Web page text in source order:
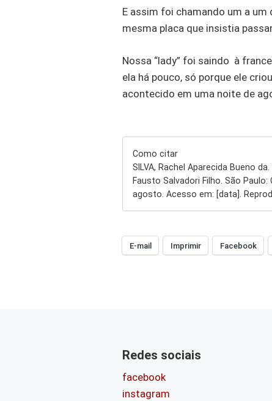
E assim foi chamando um a
mesma placa que insistia
Nossa “lady” foi saindo à
ela há pouco, só porque ele
acontecido em uma noite de
Como citar
SILVA, Rachel Aparecida Bueno
Fausto Salvadori Filho. São Paulo:
agosto. Acesso em: [data].
E-mail Imprimir Facebook
Redes sociais
facebook
instagram